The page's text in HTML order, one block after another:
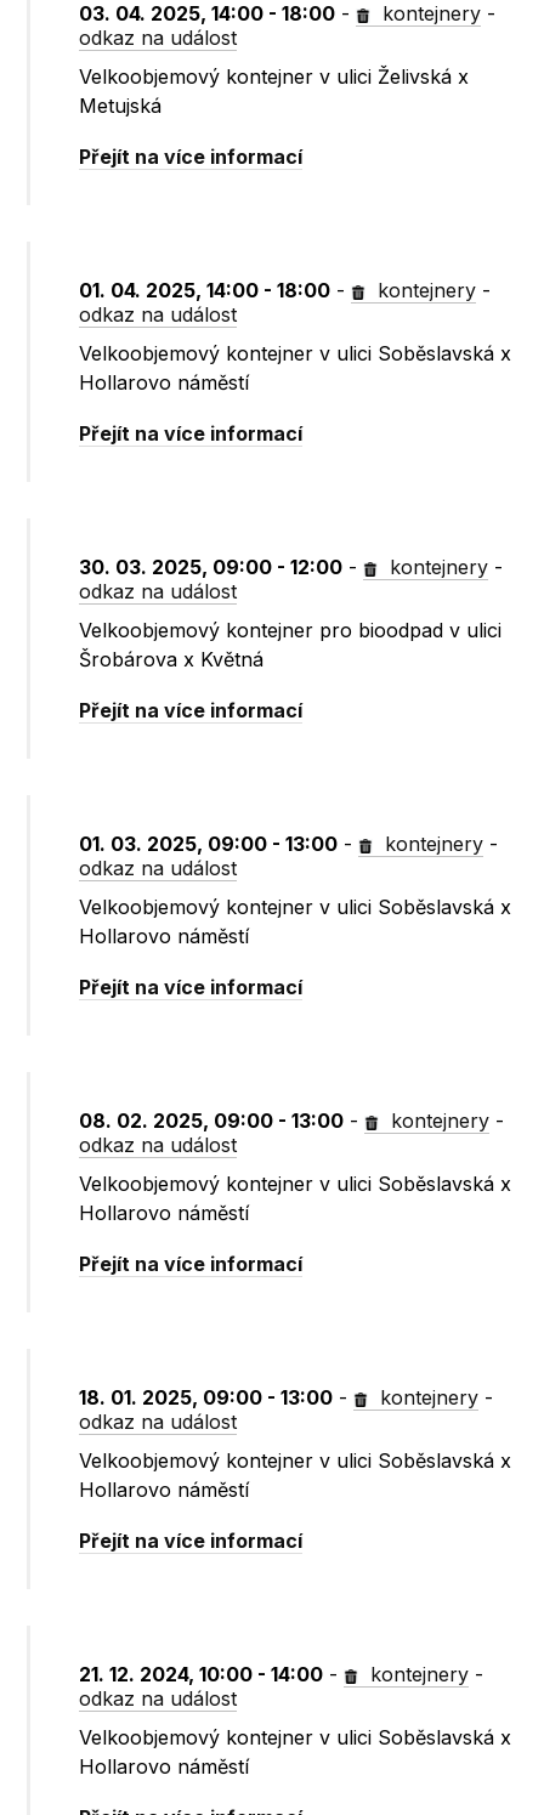
03. 04. 2025, 14:00 - 18:00 - kontejnery -
odkaz na událost
Velkoobjemový kontejner v ulici Želivská x
Metujská
Přejít na více informací
01. 04. 2025, 14:00 - 18:00 - kontejnery -
odkaz na událost
Velkoobjemový kontejner v ulici Soběslavská x
Hollarovo náměstí
Přejít na více informací
30. 03. 2025, 09:00 - 12:00 - kontejnery -
odkaz na událost
Velkoobjemový kontejner pro bioodpad v ulici
Šrobárova x Květná
Přejít na více informací
01. 03. 2025, 09:00 - 13:00 - kontejnery -
odkaz na událost
Velkoobjemový kontejner v ulici Soběslavská x
Hollarovo náměstí
Přejít na více informací
08. 02. 2025, 09:00 - 13:00 - kontejnery -
odkaz na událost
Velkoobjemový kontejner v ulici Soběslavská x
Hollarovo náměstí
Přejít na více informací
18. 01. 2025, 09:00 - 13:00 - kontejnery -
odkaz na událost
Velkoobjemový kontejner v ulici Soběslavská x
Hollarovo náměstí
Přejít na více informací
21. 12. 2024, 10:00 - 14:00 - kontejnery -
odkaz na událost
Velkoobjemový kontejner v ulici Soběslavská x
Hollarovo náměstí